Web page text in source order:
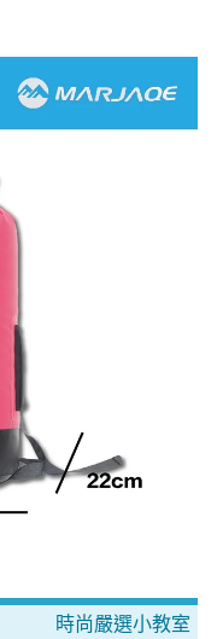
時尚嚴選小教室